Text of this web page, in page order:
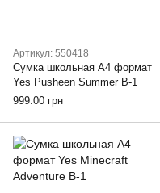
Артикул: 550418
Сумка школьная А4 формат
Yes Pusheen Summer В-1
999.00 грн